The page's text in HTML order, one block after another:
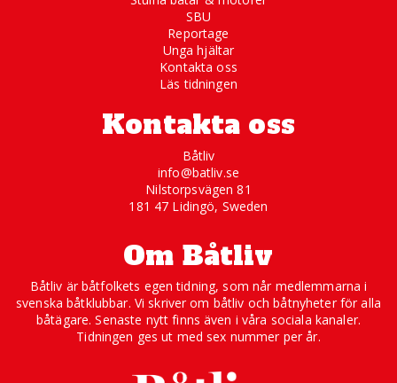
SBU
Reportage
Unga hjältar
Kontakta oss
Läs tidningen
Kontakta oss
Båtliv
info@batliv.se
Nilstorpsvägen 81
181 47 Lidingö, Sweden
Om Båtliv
Båtliv är båtfolkets egen tidning, som når medlemmarna i
svenska båtklubbar. Vi skriver om båtliv och båtnyheter för alla
båtägare. Senaste nytt finns även i våra sociala kanaler.
Tidningen ges ut med sex nummer per år.